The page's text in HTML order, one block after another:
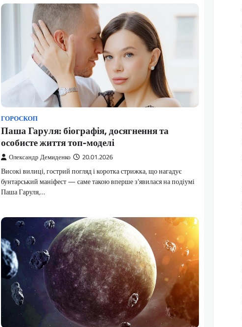
ГОРОСКОП
Паша Гаруля: біографія, досягнення та
особисте життя топ-моделі
Олександр Демиденко 20.01.2026
Високі вилиці, гострий погляд і коротка стрижка, що нагадує
бунтарський маніфест — саме такою вперше з’явилася на подіумі
Паша Гаруля,…